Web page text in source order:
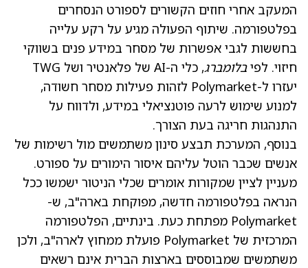
המעקב אחרי חוזים הקשורים לספורט הנסחרים
בפלטפורמה. שיתוף הפעולה מגיע על רקע עלייה
בחששות לגבי אפשרות של מסחר במידע פנים בשווקי
חיזוי. לפיבלומברג
, כלי ה-AI של פלאנטיר ושל TWG
יעזרו ל-Polymarket לזהות פעילות מסחר חשודה,
למנוע שימוש לרעה פוטנציאלי במידע, ולדווח על
התנהגות חריגה בעת הצורך.
בנוסף, המערכת תבצע סינון משתמשים מול רשימות של
אנשים שכבר הוטל עליהם איסור הימורים על ספורט.
מעניין לציין שמקורות אומרים שכלי הניטור ישמשו ככל
הנראה בפלטפורמה חדשה, מפוקחת בארה"ב, ש-
Polymarket מפתחת כעת. בינתיים, הפלטפורמה
המרכזית של Polymarket פועלת ממחוץ לארה"ב, ולכן
משתמשים שמבוססים בארצות הברית אינם רשאים